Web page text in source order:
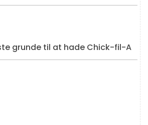
grunde til at hade Chick-fil-A